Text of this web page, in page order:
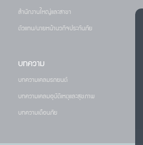
สำนักงานใหญ่และสาขา
ตัวแทน/นายหน้านวกิจประกันภัย
บทความ
บทความเคลมรถยนต์
บทความเคลมอุบัติเหตุและสุขภาพ
บทความเตือนภัย